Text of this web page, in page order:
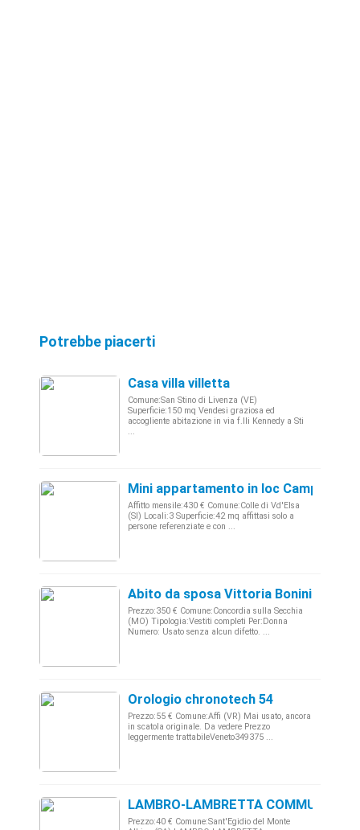
Potrebbe piacerti
Casa villa villetta
Comune:San Stino di Livenza (VE)
Superficie:150 mq Vendesi graziosa ed
accogliente abitazione in via f.lli Kennedy a Sti
...
Mini appartamento in loc Campiglia
Affitto mensile:430 € Comune:Colle di Vd'Elsa
(SI) Locali:3 Superficie:42 mq affittasi solo a
persone referenziate e con ...
Abito da sposa Vittoria Bonini
Prezzo:350 € Comune:Concordia sulla Secchia
(MO) Tipologia:Vestiti completi Per:Donna
Numero: Usato senza alcun difetto. ...
Orologio chronotech 54
Prezzo:55 € Comune:Affi (VR) Mai usato, ancora
in scatola originale. Da vedere Prezzo
leggermente trattabileVeneto349375 ...
LAMBRO-LAMBRETTA
Prezzo:40 € Comune:Sant'Egidio del Monte